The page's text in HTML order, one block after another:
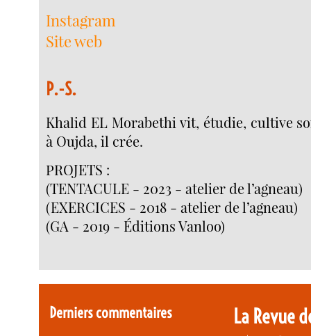
Instagram
Site web
P.-S.
Khalid EL Morabethi vit, étudie, cultive
à Oujda, il crée.
PROJETS :
(TENTACULE - 2023 - atelier de l’agneau)
(EXERCICES - 2018 - atelier de l’agneau)
(GA - 2019 - Éditions Vanloo)
Derniers commentaires
La Revue